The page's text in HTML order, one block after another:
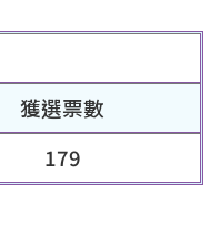
獲選票數
179